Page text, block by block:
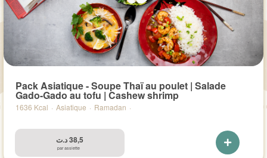
Pack Asiatique - Soupe Thaï au poulet | Salade
Gado-Gado au tofu | Cashew shrimp
1636 Kcal · Asiatique · Ramadan ·
38,5د.ت
par assiette